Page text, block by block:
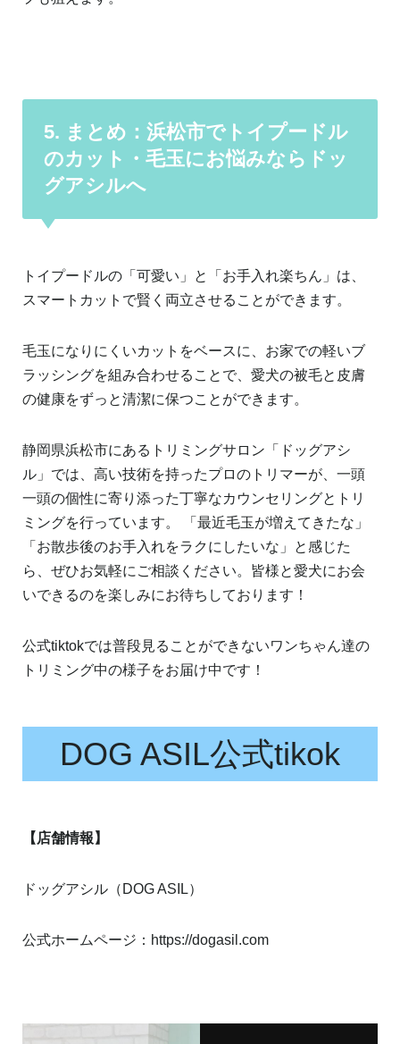
5. まとめ：浜松市でトイプードル
のカット・毛玉にお悩みならドッ
グアシルへ
トイプードルの「可愛い」と「お手入れ楽ちん」は、
スマートカットで賢く両立させることができます。
毛玉になりにくいカットをベースに、お家での軽いブ
ラッシングを組み合わせることで、愛犬の被毛と皮膚
の健康をずっと清潔に保つことができます。
静岡県浜松市にあるトリミングサロン「ドッグアシ
ル」では、高い技術を持ったプロのトリマーが、一頭
一頭の個性に寄り添った丁寧なカウンセリングとトリ
ミングを行っています。 「最近毛玉が増えてきたな」
「お散歩後のお手入れをラクにしたいな」と感じた
ら、ぜひお気軽にご相談ください。皆様と愛犬にお会
いできるのを楽しみにお待ちしております！
公式tiktokでは普段見ることができないワンちゃん達の
トリミング中の様子をお届け中です！
DOG ASIL公式tikok
【店舗情報】
ドッグアシル（DOG ASIL）
公式ホームページ： https://dogasil.com